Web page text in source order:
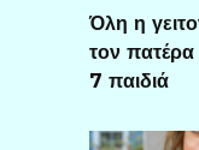
Όλη η
τον
7 παιδιά